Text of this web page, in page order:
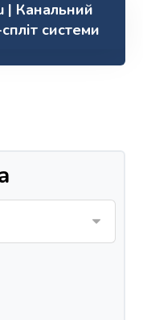
| Канальний
системи